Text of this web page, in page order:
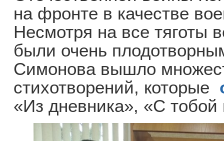
на фронте в качестве
Несмотря на все тяготы
были очень
Симонова вышло
стихотворений, которые
«Из дневника», «С тобой